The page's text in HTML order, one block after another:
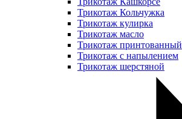
Трикотаж Кольчужка
Трикотаж кулирка
Трикотаж масло
Трикотаж принтованный
Трикотаж с напылением
Трикотаж шерстяной